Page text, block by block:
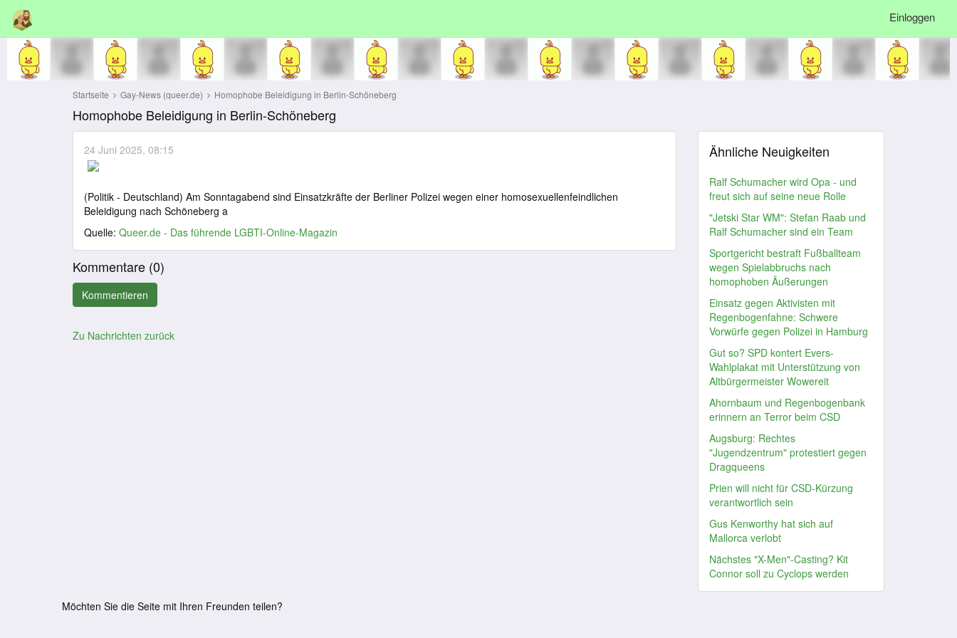
Einloggen
Startseite Gay-News (queer.de) Homophobe Beleidigung in Berlin-Schöneberg
Homophobe Beleidigung in Berlin-Schöneberg
24 Juni 2025, 08:15
(Politik - Deutschland) Am Sonntagabend sind Einsatzkräfte der Berliner Polizei wegen einer homosexuellenfeindlichen
Beleidigung nach Schöneberg a
Quelle: Queer.de - Das führende LGBTI-Online-Magazin
Kommentare (0)
Zu Nachrichten zurück
Ähnliche Neuigkeiten
Ralf Schumacher wird Opa - und
freut sich auf seine neue Rolle
"Jetski Star WM": Stefan Raab und
Ralf Schumacher sind ein Team
Sportgericht bestraft Fußballteam
wegen Spielabbruchs nach
homophoben Äußerungen
Einsatz gegen Aktivisten mit
Regenbogenfahne: Schwere
Vorwürfe gegen Polizei in Hamburg
Gut so? SPD kontert Evers-
Wahlplakat mit Unterstützung von
Altbürgermeister Wowereit
Ahornbaum und Regenbogenbank
erinnern an Terror beim CSD
Augsburg: Rechtes
"Jugendzentrum" protestiert gegen
Dragqueens
Prien will nicht für CSD-Kürzung
verantwortlich sein
Gus Kenworthy hat sich auf
Mallorca verlobt
Nächstes "X-Men"-Casting? Kit
Connor soll zu Cyclops werden
Möchten Sie die Seite mit Ihren Freunden teilen?